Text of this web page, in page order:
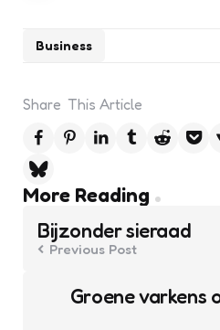
Business
Share This Article
More Reading
Post
navigation
Bijzonder sieraad
Previous Post
Groene varkens